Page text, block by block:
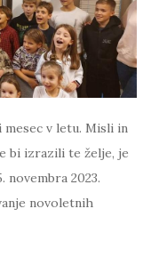
v letu. Misli in
bi izrazili te želje, je
novembra 2023.
novoletnih